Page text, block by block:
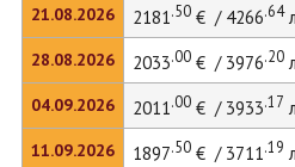
21.08.2026
28.08.2026
04.09.2026
11.09.2026
2181.50€ / 4266.64
2033.00€ / 3976.20
2011.00€ / 3933.17
1897.50€ / 3711.19